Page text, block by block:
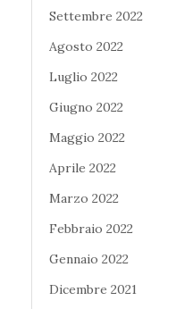
Settembre 2022
Agosto 2022
Luglio 2022
Giugno 2022
Maggio 2022
Aprile 2022
Marzo 2022
Febbraio 2022
Gennaio 2022
Dicembre 2021